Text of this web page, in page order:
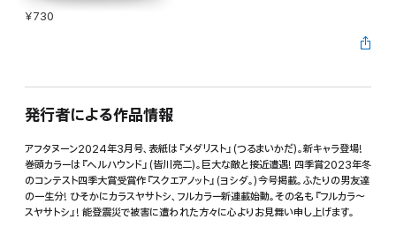
¥730
発行者による作品情報
アフタヌーン2024年3月号、表紙は『メダリスト』(つるまいかだ)。新キャラ登場!
巻頭カラーは『ヘルハウンド』(皆川亮二)。巨大な敵と接近遭遇! 四季賞2023年冬
のコンテスト四季大賞受賞作『スクエアノット』(ヨシダ。)今号掲載。ふたりの男友達
の一生分! ひそかにカラスヤサトシ、フルカラー新連載始動。その名も『フルカラ～
スヤサトシ』! 能登震災で被害に遭われた方々に心よりお見舞い申し上げます。